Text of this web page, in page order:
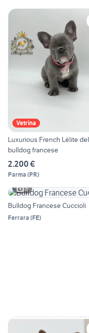
Vetrina
Luxurious French Lélite del
bulldog francese
2.200 €
Parma (PR)
6
Bulldog Francese Cuccioli
Ferrara (FE)